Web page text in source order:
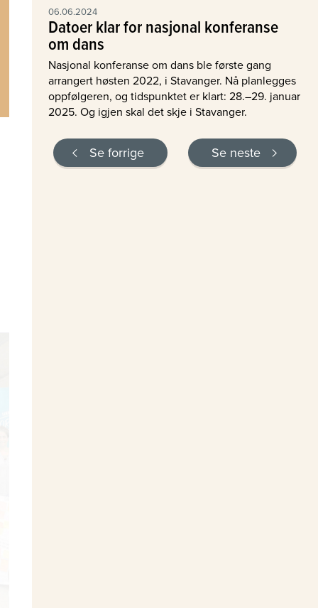
06.06.2024
Datoer klar for nasjonal konferanse
om dans
Nasjonal konferanse om dans ble første gang
arrangert høsten 2022, i Stavanger. Nå planlegges
oppfølgeren, og tidspunktet er klart: 28.–29. januar
2025. Og igjen skal det skje i Stavanger.
Se forrige Se neste